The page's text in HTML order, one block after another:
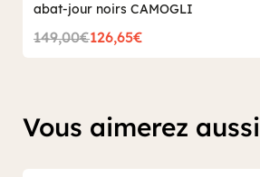
abat-jour noirs CAMOGLI
149,00€126,65€
Vous aimerez aussi